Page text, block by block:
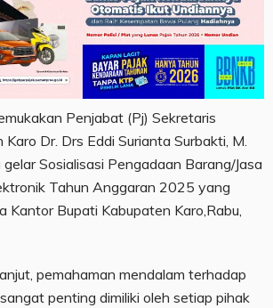
Penjabat (Pj) Sekretaris
Dr. Drs Eddi Surianta Surbakti, M.
Sosialisasi Pengadaan Barang/Jasa
Tahun Anggaran 2025 yang
Kantor Bupati Kabupaten Karo,Rabu,
pemahaman mendalam terhadap
penting dimiliki oleh setiap pihak